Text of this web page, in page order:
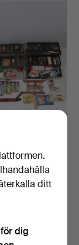
väskor…
2026
ditt
dig